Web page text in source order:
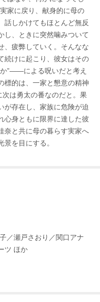
家に戻り、献身的に母の
話しかけてもほとんど無反
し、ときに突然噛みついて
、疲弊していく。そんなな
続けに起こり、彼女はその
”――による呪いだと考え
標的は、一家と懇意の精神
は勇太の番なのだと。果
が存在し、家族に危険が迫
心身ともに限界に達した彼
奈と共に母の暮らす実家へ
を目にする。
／瀬戸さおり／関口アナ
ツ ほか